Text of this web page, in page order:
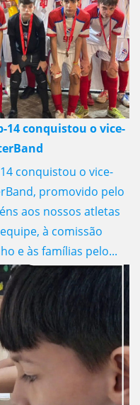
14 conquistou o vice-
conquistou o vice-
promovido pelo
aos nossos atletas
à comissão
e às famílias pelo...